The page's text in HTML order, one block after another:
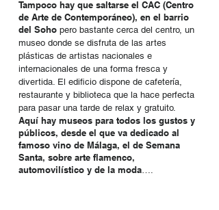
Tampoco hay que saltarse el CAC (Centro
de Arte de Contemporáneo), en el barrio
del Soho pero bastante cerca del centro, un
museo donde se disfruta de las artes
plásticas de artistas nacionales e
internacionales de una forma fresca y
divertida. El edificio dispone de cafetería,
restaurante y biblioteca que la hace perfecta
para pasar una tarde de relax y gratuito.
Aquí hay museos para todos los gustos y
públicos, desde el que va dedicado al
famoso vino de Málaga, el de Semana
Santa, sobre arte flamenco,
automovilístico y de la moda….